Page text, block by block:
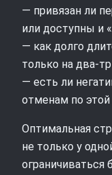
— привязан ли
или доступны и
— как долго
только на два-
— есть ли
отменам по этой
Оптимальная
не только у